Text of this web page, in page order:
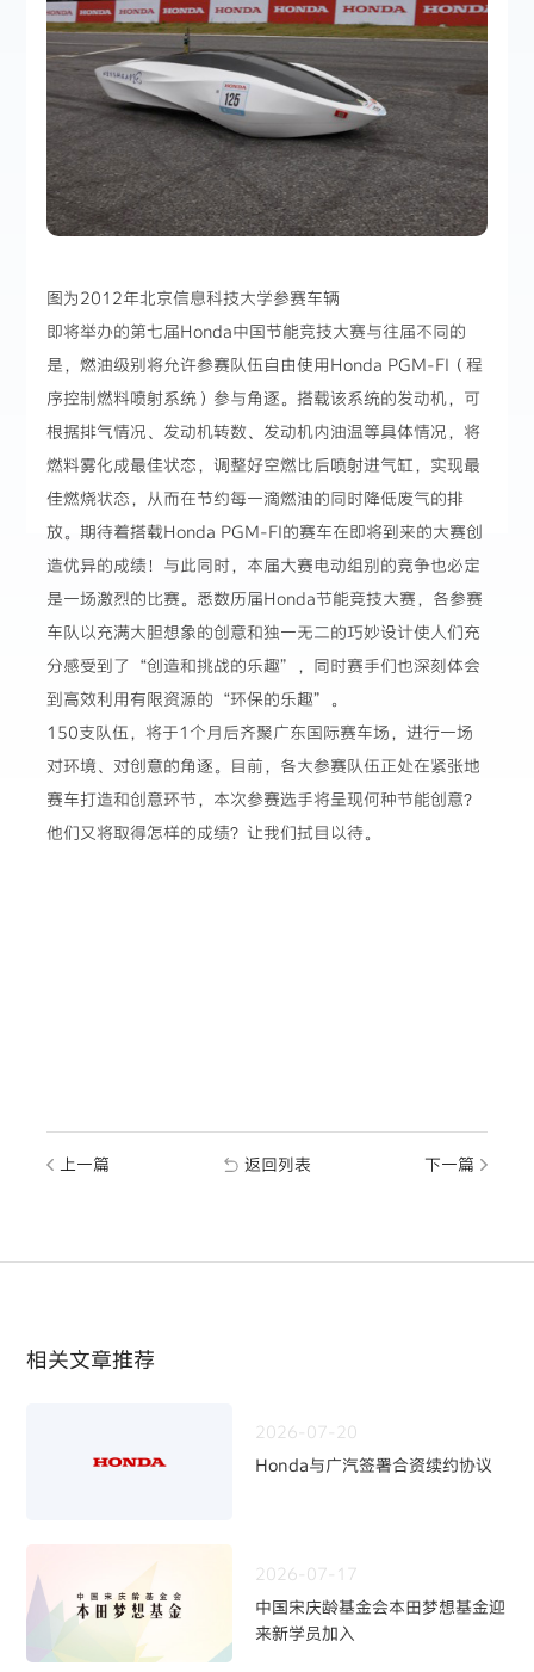
图为2012年北京信息科技大学参赛车辆
即将举办的第七届Honda中国节能竞技大赛与往届不同的
是，燃油级别将允许参赛队伍自由使用Honda PGM-FI（程
序控制燃料喷射系统）参与角逐。搭载该系统的发动机，可
根据排气情况、发动机转数、发动机内油温等具体情况，将
燃料雾化成最佳状态，调整好空燃比后喷射进气缸，实现最
佳燃烧状态，从而在节约每一滴燃油的同时降低废气的排
放。期待着搭载Honda PGM-FI的赛车在即将到来的大赛创
造优异的成绩！与此同时，本届大赛电动组别的竞争也必定
是一场激烈的比赛。悉数历届Honda节能竞技大赛，各参赛
车队以充满大胆想象的创意和独一无二的巧妙设计使人们充
分感受到了“创造和挑战的乐趣”，同时赛手们也深刻体会
到高效利用有限资源的“环保的乐趣”。
150支队伍，将于1个月后齐聚广东国际赛车场，进行一场
对环境、对创意的角逐。目前，各大参赛队伍正处在紧张地
赛车打造和创意环节，本次参赛选手将呈现何种节能创意？
他们又将取得怎样的成绩？让我们拭目以待。
上一篇 返回列表 下一篇
相关文章推荐
2026-07-20
Honda与广汽签署合资续约协议
2026-07-17
中国宋庆龄基金会本田梦想基金迎
来新学员加入